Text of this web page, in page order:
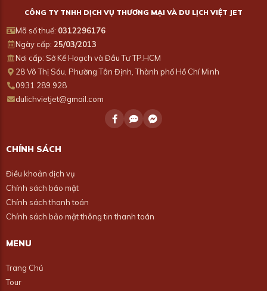
CÔNG TY TNHH DỊCH VỤ THƯƠNG MẠI VÀ DU LỊCH VIỆT JET
Mã số thuế: 0312296176
Ngày cấp: 25/03/2013
Nơi cấp: Sở Kế Hoạch và Đầu Tư TP.HCM
28 Võ Thị Sáu, Phường Tân Định, Thành phố Hồ Chí Minh
0931 289 928
dulichvietjet@gmail.com
CHÍNH SÁCH
Điều khoản dịch vụ
Chính sách bảo mật
Chính sách thanh toán
Chính sách bảo mật thông tin thanh toán
MENU
Trang Chủ
Tour